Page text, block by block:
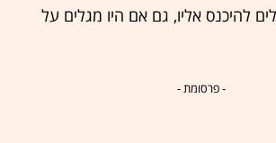
להיכנס אליו, גם אם היו מגלים על
- פרסומת -